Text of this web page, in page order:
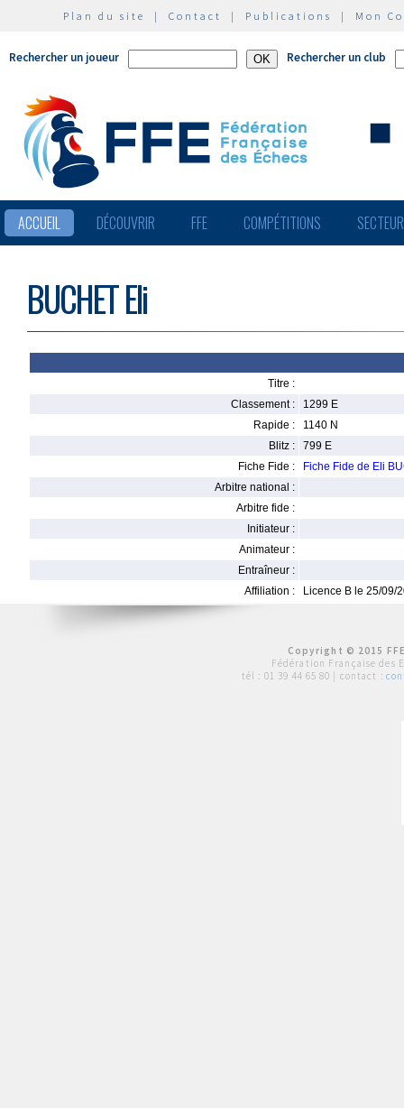
Plan du site | Contact | Publications | Mon
Rechercher un joueur Rechercher un club
ACCUEIL DÉCOUVRIR FFE COMPÉTITIONS
BUCHET Eli
Titre :
Classement :
1299 E
Rapide :
1140 N
Blitz :
799 E
Fiche Fide :
Fiche Fide de Eli
Arbitre national :
Arbitre fide :
Initiateur :
Animateur :
Entraîneur :
Affiliation :
Licence B le 25/09/
Copyright © 2015
Fédération Française des
tél : 01 39 44 65 80 | contact :